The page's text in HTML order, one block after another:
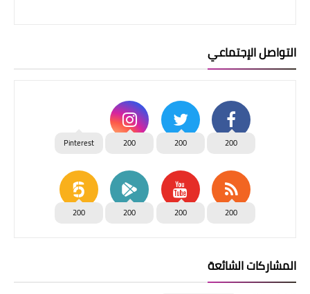
التواصل الإجتماعي
200
200
200
Pinterest
200
200
200
200
المشاركات الشائعة